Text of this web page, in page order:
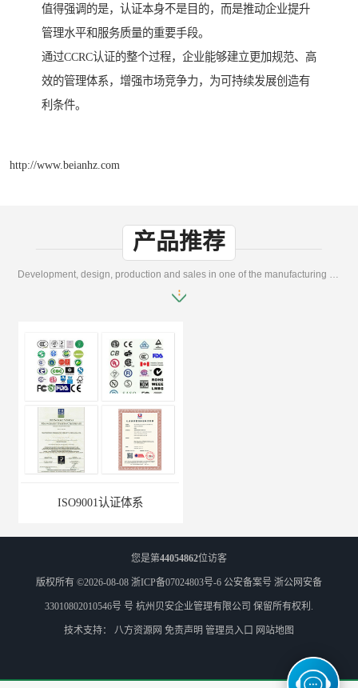
值得强调的是，认证本身不是目的，而是推动企业提升
管理水平和服务质量的重要手段。
通过CCRC认证的整个过程，企业能够建立更加规范、高
效的管理体系，增强市场竞争力，为可持续发展创造有
利条件。
http://www.beianhz.com
产品推荐
ISO9001认证体系
您是第44054862位访客
版权所有 ©2026-08-08 浙ICP备07024803号-6 公安备案号 浙公网安备
33010802010546号 号 杭州贝安企业管理有限公司 保留所有权利.
技术支持： 八方资源网 免责声明 管理员入口 网站地图